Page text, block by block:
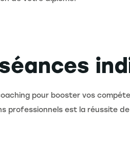
pour booster vos
professionnels est la réussite